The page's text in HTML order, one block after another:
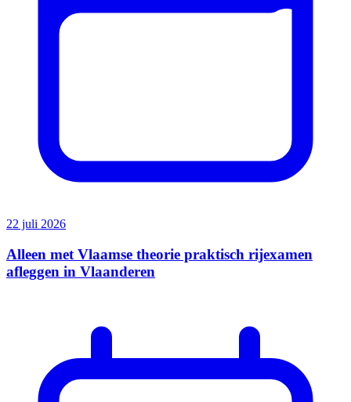
22 juli 2026
Alleen met Vlaamse theorie praktisch rijexamen
afleggen in Vlaanderen